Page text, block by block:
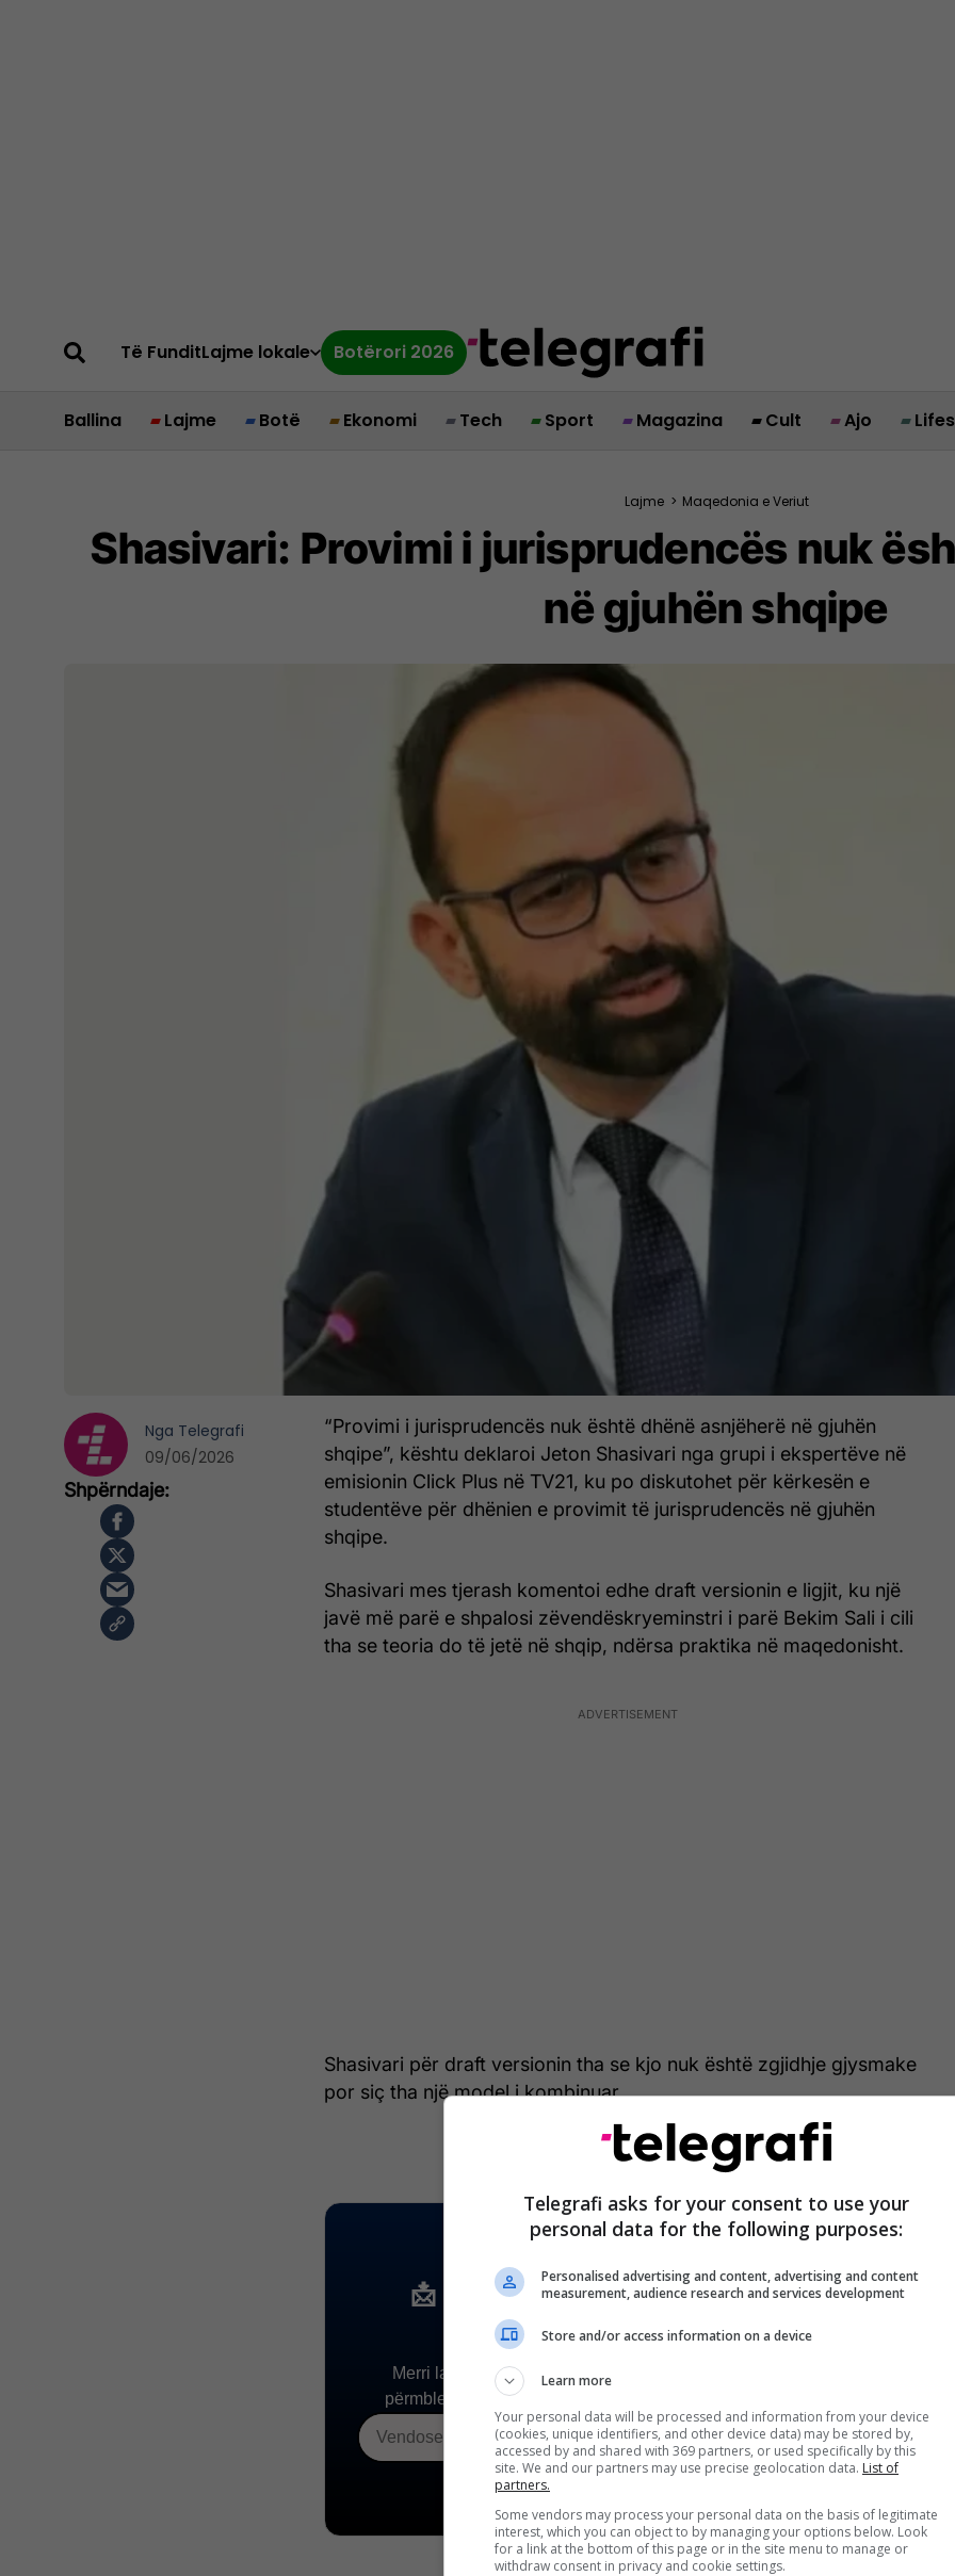
Të FunditLajme lokale Botërori 2026
Ballina Lajme Botë Ekonomi Tech Sport Magazina Cult Ajo
Lajme > Maqedonia e Veriut
Shasivari: Provimi i jurisprudencës nuk
në gjuhën shqipe
“Provimi i jurisprudencës nuk është dhënë asnjëherë në gjuhën
shqipe”, kështu deklaroi Jeton Shasivari nga grupi i ekspertëve në
emisionin Click Plus në TV21, ku po diskutohet për kërkesën e
studentëve për dhënien e provimit të jurisprudencës në gjuhën
shqipe.
Shasivari mes tjerash komentoi edhe draft versionin e ligjit, ku një
javë më parë e shpalosi zëvendëskryeminstri i parë Bekim Sali i cili
tha se teoria do të jetë në shqip, ndërsa praktika në maqedonisht.
Shasivari për draft versionin tha se kjo nuk është zgjidhje gjysmake
por siç tha një model i kombinuar.
Nga Telegrafi
09/06/2026
Telegrafi asks for your consent to use your
personal data for the following purposes:
Personalised advertising and content, advertising and content
measurement, audience research and services development
Store and/or access information on a device
Learn more
Your personal data will be processed and information from your device
(cookies, unique identifiers, and other device data) may be stored by,
accessed by and shared with 369 partners, or used specifically by this
site. We and our partners may use precise geolocation data. List of
partners.
Some vendors may process your personal data on the basis of legitimate
interest, which you can object to by managing your options below. Look
for a link at the bottom of this page or in the site menu to manage or
withdraw consent in privacy and cookie settings.